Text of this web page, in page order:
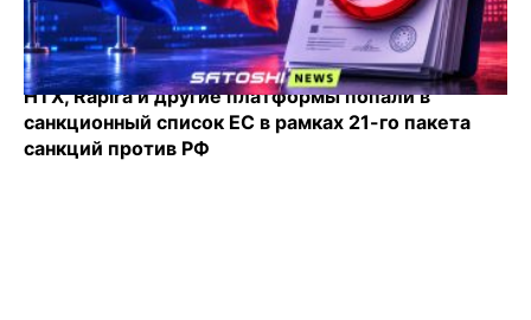
HTX, Rapira и другие платформы попали в
санкционный список ЕС в рамках 21-го пакета
санкций против РФ